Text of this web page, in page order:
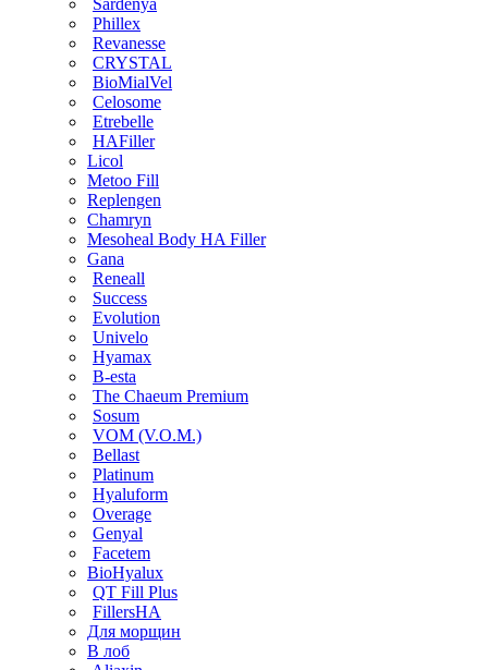
Phillex
Revanesse
CRYSTAL
BioMialVel
Celosome
Etrebelle
HAFiller
Licol
Metoo Fill
Replengen
Chamryn
Mesoheal Body HA Filler
Gana
Reneall
Success
Evolution
Univelo
Hyamax
B-esta
The Chaeum Premium
Sosum
VOM (V.O.M.)
Bellast
Platinum
Hyaluform
Overage
Genyal
Facetem
BioHyalux
QT Fill Plus
FillersHA
Для морщин
В лоб